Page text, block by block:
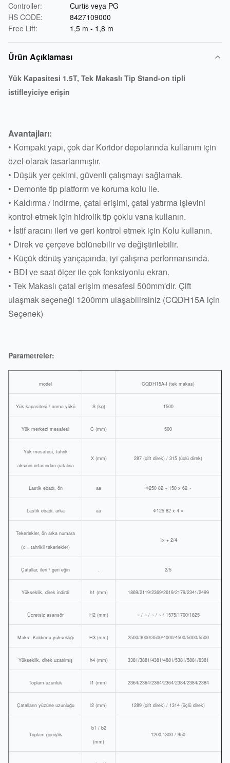
Controller:
Curtis veya PG
HS CODE:
8427109000
Free Lift:
1,5 m - 1,8 m
Ürün Açıklaması
Yük Kapasitesi 1.5T, Tek Makaslı Tip Stand-on tipli
istifleyiciye erişin
Avantajları:
• Kompakt yapı, çok dar Koridor depolarında kullanım için
özel olarak tasarlanmıştır.
• Düşük yer çekimi, güvenli çalışmayı sağlamak.
• Demonte tip platform ve koruma kolu ile.
• Kaldırma / indirme, çatal erişimi, çatal yatırma işlevini
kontrol etmek için hidrolik tip çoklu vana kullanın.
• İstif aracını ileri ve geri kontrol etmek için Kolu kullanın.
• Direk ve çerçeve bölünebilir ve değiştirilebilir.
• Küçük dönüş yarıçapında, iyi çalışma performansında.
• BDI ve saat ölçer ile çok fonksiyonlu ekran.
• Tek Makaslı çatal erişim mesafesi 500mm'dir. Çift
ulaşmak seçeneği 1200mm ulaşabilirsiniz (CQDH15A için
Seçenek)
Parametreler:
model CQDH15A-I (tek makas)
Yük kapasitesi / anma yükü S (kg) 1500
Yük merkezi mesafesi C (mm) 500
Yük mesafesi, tahrik
aksının ortasından çatalına
X (mm) 287 (çift direk) / 315 (üçlü direk)
Lastik ebadı, ön aa Φ250 82 + 150 x 62 ×
Lastik ebadı, arka aa Φ125 82 x 4 ×
Tekerlekler, ön arka numara
(x = tahrikli tekerlekler)
1x + 2/4
Çatallar, ileri / geri eğin . 2/5
Yükseklik, direk indirdi h1 (mm) 1869/2119/2369/2619/2179/2341/2499
Ücretsiz asansör H2 (mm) ~ / ~ / ~ / ~ / 1575/1700/1825
Maks. Kaldırma yüksekliği H3 (mm) 2500/3000/3500/4000/4500/5000/5500
Yükseklik, direk uzatılmış h4 (mm) 3381/3881/4381/4881/5381/5881/6381
Toplam uzunluk l1 (mm) 2364/2364/2364/2364/2384/2384/2384
Çatalların yüzüne uzunluğu l2 (mm) 1289 (çift direk) / 1314 (üçlü direk)
Toplam genişlik
b1 / b2
(mm)
1200-1300 / 950